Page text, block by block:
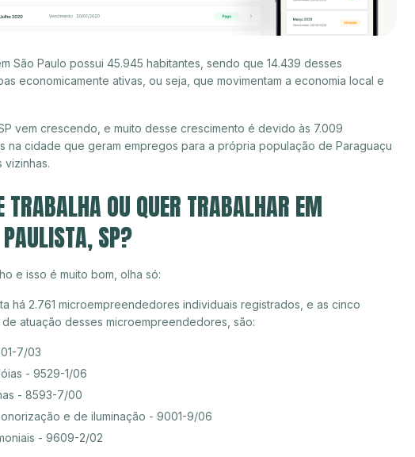
São Paulo possui 45.945 habitantes, sendo que 14.439 desses
economicamente ativas, ou seja, que movimentam a economia local e
vem crescendo, e muito desse crescimento é devido às 7.009
na cidade que geram empregos para a própria população de Paraguaçu
vizinhas.
TRABALHA OU QUER TRABALHAR EM
SP?
e isso é muito bom, olha só:
há 2.761 microempreendedores individuais registrados, e as cinco
atuação desses microempreendedores, são:
7/03
- 9529-1/06
- 8593-7/00
e de iluminação - 9001-9/06
- 9609-2/02